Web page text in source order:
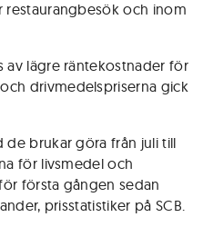
och inom
av lägre räntekostnader för
drivmedelspriserna gick
de brukar göra från juli till
för livsmedel och
första gången sedan
prisstatistiker på SCB.